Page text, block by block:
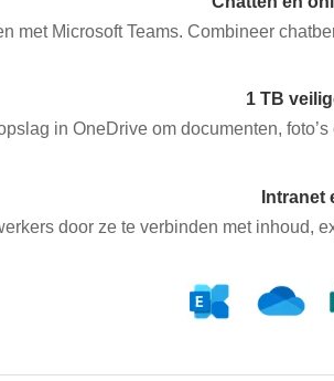
met Microsoft Teams. Combineer
1 TB
in OneDrive om documenten,
Intranet
door ze te verbinden met